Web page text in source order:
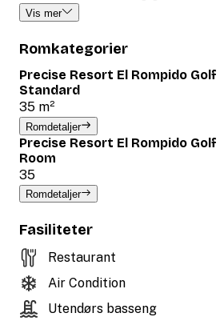
Vis mer
Romkategorier
Precise Resort El Rompido
Standard
35 m²
Romdetaljer
Precise Resort El Rompido
Room
35
Romdetaljer
Fasiliteter
Restaurant
Air Condition
Utendørs basseng